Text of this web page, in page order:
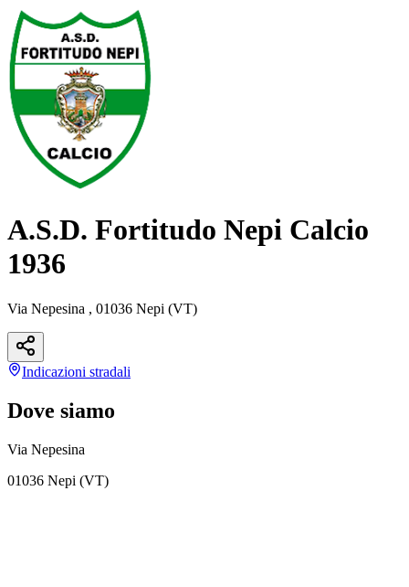
A.S.D. Fortitudo Nepi Calcio
1936
Via Nepesina , 01036 Nepi (VT)
Indicazioni stradali
Dove siamo
Via Nepesina
01036 Nepi (VT)